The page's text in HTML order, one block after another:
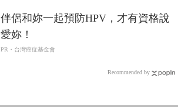
伴侶和妳一起預防HPV，才有資格說
愛妳！
PR・台灣癌症基金會
Recommended by